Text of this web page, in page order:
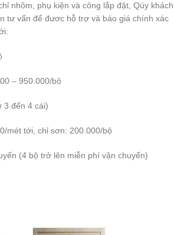
nhôm, phụ kiện và công lắp đặt, Qúy khách
tư vấn để đươc hỗ trợ và báo giá chính xác
– 950.000/bộ
3 đến 4 cái)
mét tới, chỉ sơn: 200.000/bộ
(4 bộ trở lên miễn phí vận chuyển)